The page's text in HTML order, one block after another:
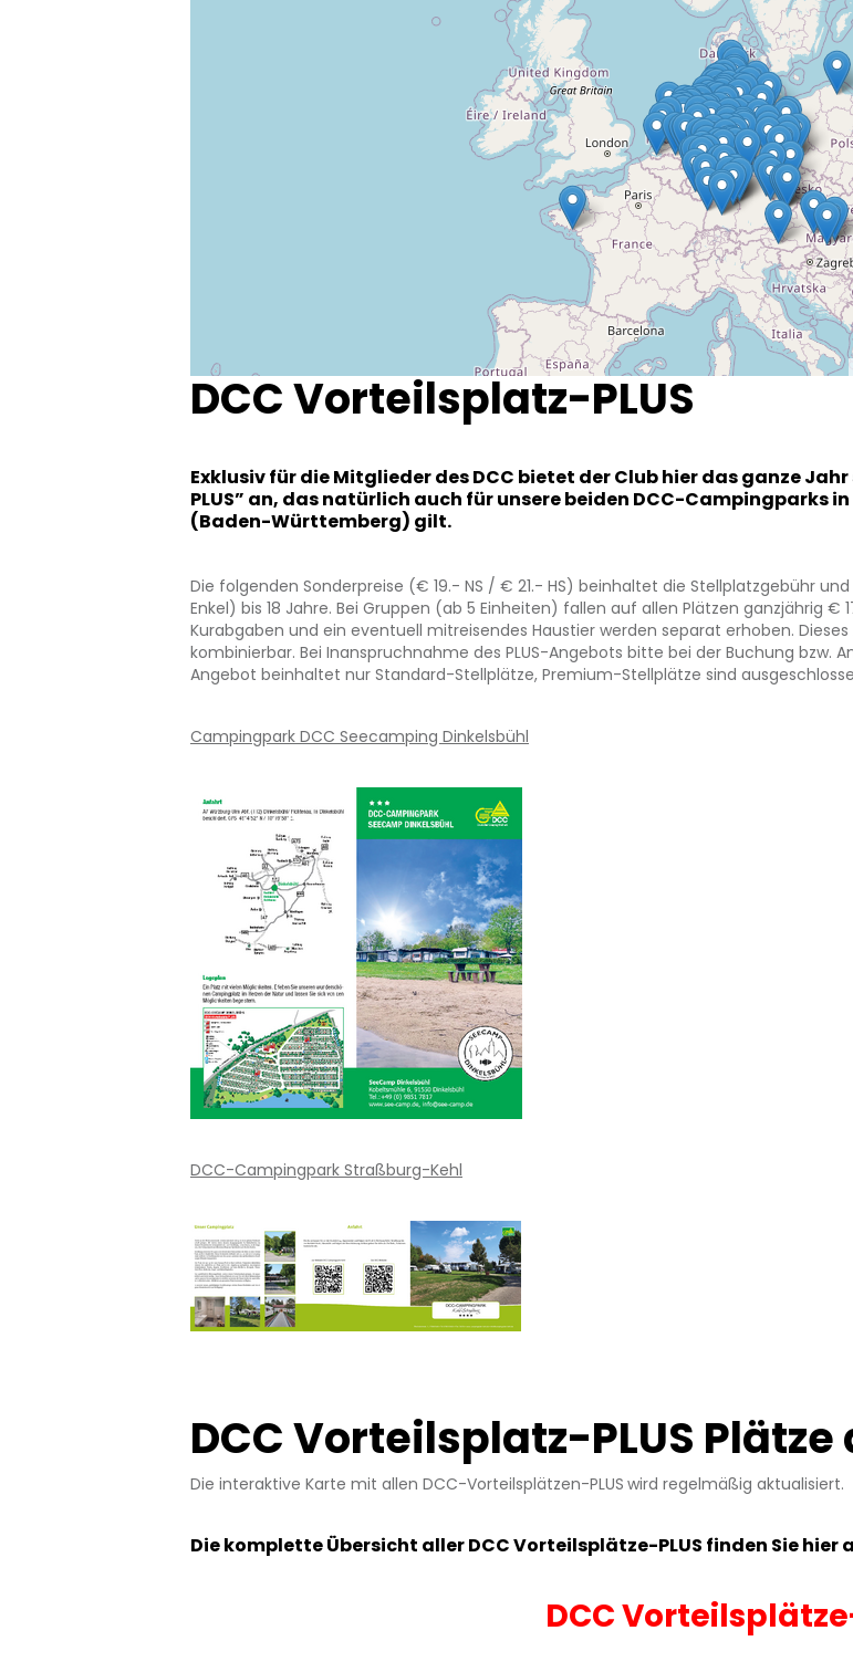
DCC Vorteilsplatz-PLUS
Exklusiv für die Mitglieder des DCC bietet der Club hier das ganze
PLUS” an, das natürlich auch für unsere beiden DCC-Campingparks
(Baden-Württemberg) gilt.
Die folgenden Sonderpreise (€ 19.- NS / € 21.- HS) beinhaltet die Stellplatzgebühr
Enkel) bis 18 Jahre. Bei Gruppen (ab 5 Einheiten) fallen auf allen Plätzen ganzjährig €
Kurabgaben und ein eventuell mitreisendes Haustier werden separat erhoben.
kombinierbar. Bei Inanspruchnahme des PLUS-Angebots bitte bei der Buchung bzw.
Angebot beinhaltet nur Standard-Stellplätze, Premium-Stellplätze sind
Campingpark DCC Seecamping Dinkelsbühl
DCC-Campingpark Straßburg-Kehl
DCC Vorteilsplatz-PLUS
Die interaktive Karte mit allen DCC-Vorteilsplätzen-PLUS wird regelmäßig aktualisiert.
Die komplette Übersicht aller DCC Vorteilsplätze-PLUS finden Sie hier
DCC